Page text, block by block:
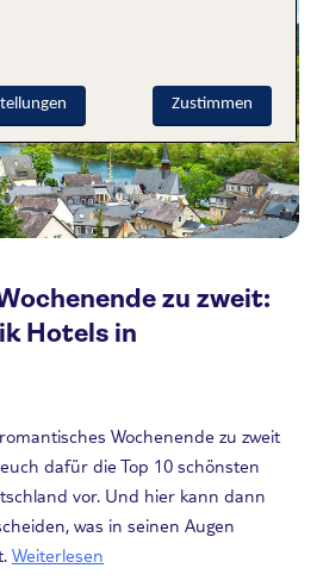
zu zweit:
Hotels in
Wochenende zu zweit
dafür die Top 10 schönsten
vor. Und hier kann dann
was in seinen Augen
Weiterlesen
Zustimmen